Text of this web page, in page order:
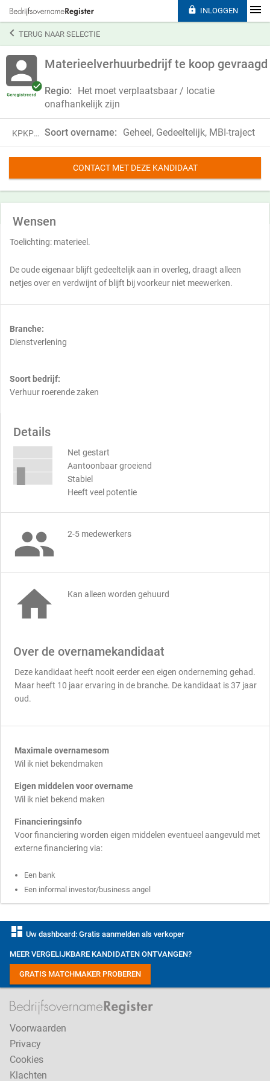
TERUG NAAR SELECTIE
Materieelverhuurbedrijf te koop gevraagd
Regio:
Het moet verplaatsbaar / locatie
onafhankelijk zijn
KPKP25JRM97S Soort overname: Geheel, Gedeeltelijk, MBI-traject
CONTACT MET DEZE KANDIDAAT
Wensen
Toelichting: materieel.
De oude eigenaar blijft gedeeltelijk aan in overleg, draagt alleen
netjes over en verdwijnt of blijft bij voorkeur niet meewerken.
Branche:
Dienstverlening
Soort bedrijf:
Verhuur roerende zaken
Details
Net gestart
Aantoonbaar groeiend
Stabiel
Heeft veel potentie
 2-5 medewerkers
 Kan alleen worden gehuurd
Over de overnamekandidaat
Deze kandidaat heeft nooit eerder een eigen onderneming gehad.
Maar heeft 10 jaar ervaring in de branche. De kandidaat is 37 jaar
oud.
Maximale overnamesom
Wil ik niet bekendmaken
Eigen middelen voor overname
Wil ik niet bekend maken
Financieringsinfo
Voor financiering worden eigen middelen eventueel aangevuld met
externe financiering via:
Een bank
Een informal investor/business angel
 INLOGGEN
dashboard Uw dashboard: Gratis aanmelden als verkoper
MEER VERGELIJKBARE KANDIDATEN ONTVANGEN?
GRATIS MATCHMAKER PROBEREN
Voorwaarden
Privacy
Cookies
Klachten